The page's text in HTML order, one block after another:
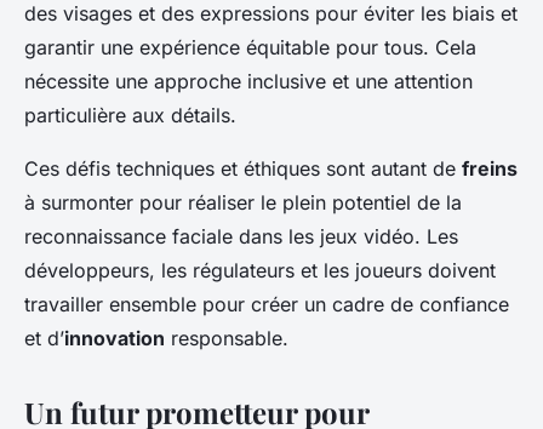
des visages et des expressions pour éviter les biais et
garantir une expérience équitable pour tous. Cela
nécessite une approche inclusive et une attention
particulière aux détails.
Ces défis techniques et éthiques sont autant de freins
à surmonter pour réaliser le plein potentiel de la
reconnaissance faciale dans les jeux vidéo. Les
développeurs, les régulateurs et les joueurs doivent
travailler ensemble pour créer un cadre de confiance
et d’innovation responsable.
Un futur prometteur pour